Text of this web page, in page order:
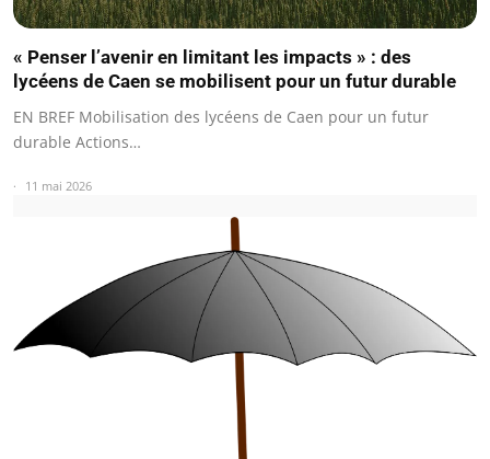
« Penser l’avenir en limitant les impacts » : des
lycéens de Caen se mobilisent pour un futur durable
EN BREF Mobilisation des lycéens de Caen pour un futur
durable Actions…
11 mai 2026